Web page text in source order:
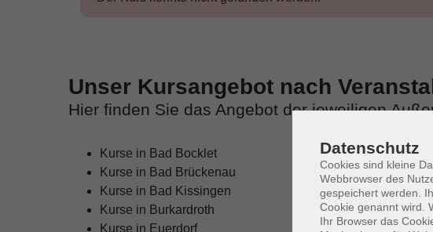
Unser Kursangebot nach
Hier finden Sie das Angebot der jeweiligen
Kurse in Bad Bocklet
Kurse in Bad Brückenau
Kurse in Bad Kissingen
Kurse in Burkardroth
Kurse in Euerdorf
Datenschutz
Cookies sind kleine
Webbrowser des
gespeichert werden.
Cookie genannt wird.
Ihr Browser das